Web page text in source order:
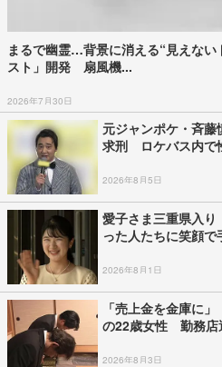
まるで幽霊…背景に消える“見えない
スト」開発 扇風機...
2026年7月30日
元ジャンポケ・斉
求刑 ロケバス内で
2026年8月5日
愛子さま三重県入
った人たちに笑顔
2026年8月1日
「売上金を金庫に
の22歳女性 勤務店
2026年8月3日